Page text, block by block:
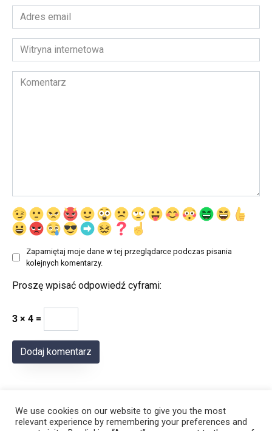
Adres
email
*Witryna
internetowa
Komentarz
Zapamiętaj moje dane w tej przeglądarce podczas pisania
kolejnych komentarzy.
Proszę wpisać odpowiedź cyframi:
3 × 4 =
We use cookies on our website to give you the most
relevant experience by remembering your preferences and